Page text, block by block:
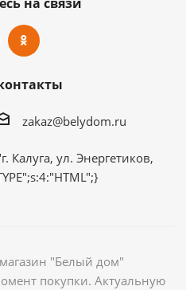
zakaz@belydom.ru
Калуга, ул. Энергетиков,
"Белый дом"
покупки. Актуальную